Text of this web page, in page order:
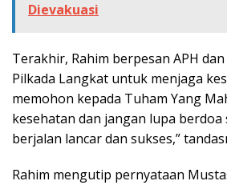
Dievakuasi
Terakhir, Rahim berpesan APH
Pilkada Langkat untuk menjaga
memohon kepada Tuham Yang
kesehatan dan jangan lupa berdoa
berjalan lancar dan sukses,”
Rahim mengutip pernyataan